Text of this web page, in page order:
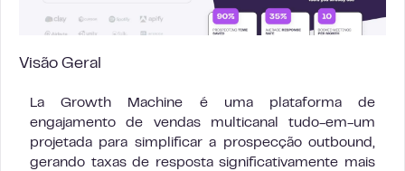
Visão Geral
La Growth Machine é uma plataforma de
engajamento de vendas multicanal tudo-em-um
projetada para simplificar a prospecção outbound,
gerando taxas de resposta significativamente mais